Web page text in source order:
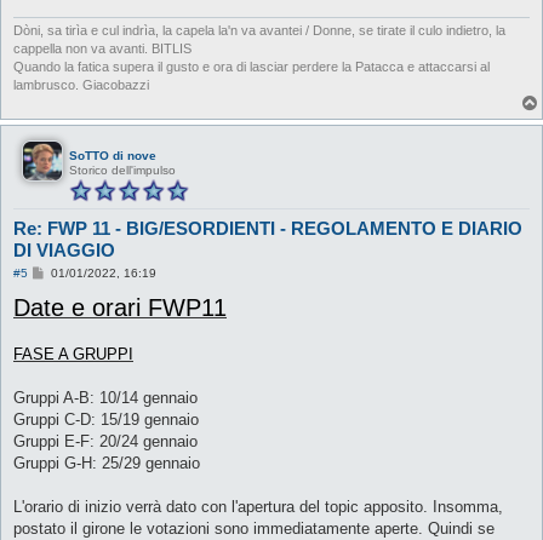
Dòni, sa tirìa e cul indrìa, la capela la'n va avantei / Donne, se tirate il culo indietro, la
cappella non va avanti. BITLIS
Quando la fatica supera il gusto e ora di lasciar perdere la Patacca e attaccarsi al
lambrusco. Giacobazzi
SoTTO di nove
Storico dell'impulso
Re: FWP 11 - BIG/ESORDIENTI - REGOLAMENTO E DIARIO
DI VIAGGIO
#5
M
s
s
g
01/01/2022, 16:19
Date e orari FWP11
FASE A GRUPPI
Gruppi A-B: 10/14 gennaio
Gruppi C-D: 15/19 gennaio
Gruppi E-F: 20/24 gennaio
Gruppi G-H: 25/29 gennaio
L'orario di inizio verrà dato con l'apertura del topic apposito. Insomma,
postato il girone le votazioni sono immediatamente aperte. Quindi se